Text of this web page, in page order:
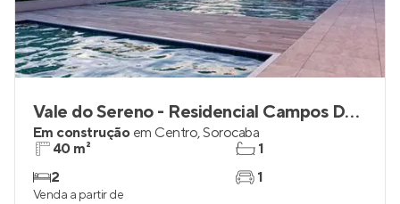
Vale do Sereno - Residencial Campos Dourados
Em construção em Centro,Sorocaba
40 m²
2
1
1
Venda a partir de